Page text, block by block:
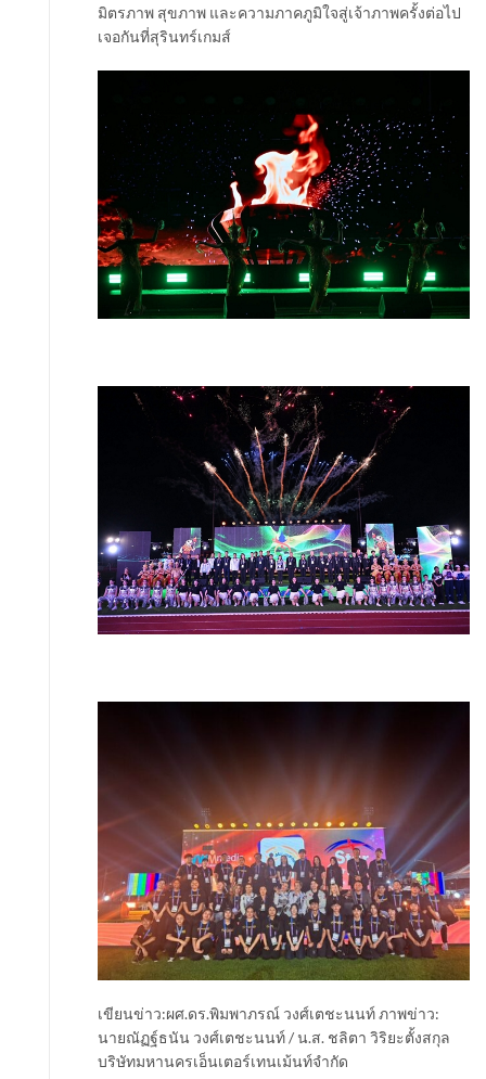
มิตรภาพ สุขภาพ และความภาคภูมิใจสู่เจ้าภาพครั้งต่อไป
เจอกันที่สุรินทร์เกมส์
เขียนข่าว:ผศ.ดร.พิมพาภรณ์ วงศ์เตชะนนท์ ภาพข่าว:
นายณัฏฐ์ธนัน วงศ์เตชะนนท์ / น.ส. ชลิตา วิริยะตั้งสกุล
บริษัทมหานครเอ็นเตอร์เทนเม้นท์จำกัด